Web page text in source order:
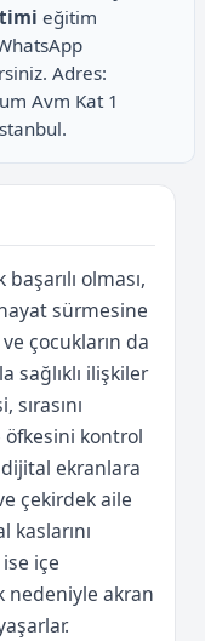
eğitim
Adres:
Avm Kat 1
olması,
sürmesine
çocukların da
sağlıklı ilişkiler
kontrol
ekranlara
çekirdek aile
kaslarını
içe
nedeniyle akran